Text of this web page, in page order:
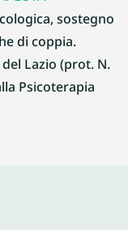
sostegno
di coppia.
Lazio (prot. N.
Psicoterapia